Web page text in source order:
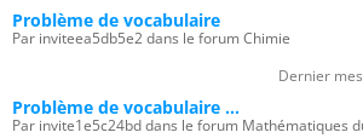
Problème de vocabulaire
Par inviteea5db5e2 dans le forum Chimie
Dernier
Problème de vocabulaire ...
Par invite1e5c24bd dans le forum Mathématiques